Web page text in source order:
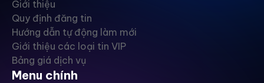
Giới thiệu
Quy định đăng tin
Hướng dẫn tự động làm mới
Giới thiệu các loại tin VIP
Bảng giá dịch vụ
Menu chính